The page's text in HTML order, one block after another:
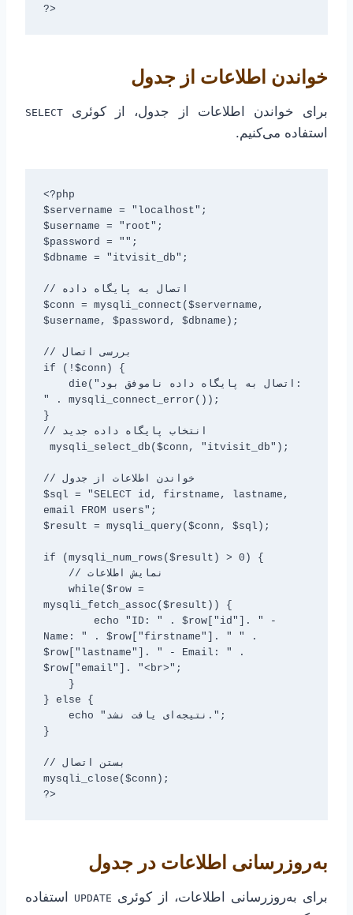
خواندن اطلاعات از جدول
برای خواندن اطلاعات از جدول، از کوئری SELECT
استفاده می‌کنیم.
<?php
$servername = "localhost";
$username = "root";
$password = "";
$dbname = "itvisit_db";
// اتصال به پایگاه داده
$conn = mysqli_connect($servername,
$username, $password, $dbname);
// بررسی اتصال
if (!$conn) {
" . mysqli_connect_error());
}
// انتخاب پایگاه داده جدید
// خواندن اطلاعات از جدول
$sql = "SELECT id, firstname, lastname,
email FROM users";
$result = mysqli_query($conn, $sql);
if (mysqli_num_rows($result) > 0) {
mysqli_fetch_assoc($result)) {
Name: " . $row["firstname"]. " " .
$row["lastname"]. " - Email: " .
$row["email"]. "<br>";
} else {
}
// بستن اتصال
mysqli_close($conn);
به‌روزرسانی اطلاعات در جدول
برای به‌روزرسانی اطلاعات، از کوئری UPDATE
استفاده